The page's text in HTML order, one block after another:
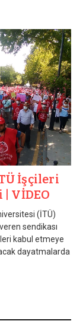
İşçileri
VİDEO
(İTÜ)
sendikası
kabul etmeye
dayatmalarda